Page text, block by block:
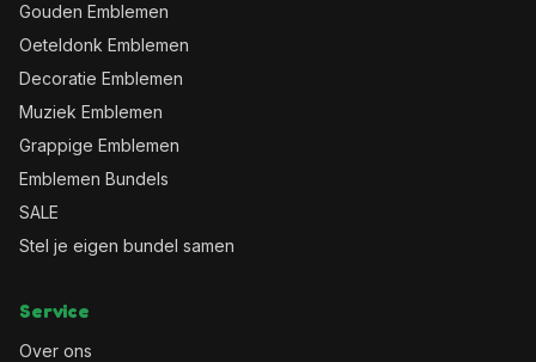
Gouden Emblemen
Oeteldonk Emblemen
Decoratie Emblemen
Muziek Emblemen
Grappige Emblemen
Emblemen Bundels
SALE
Stel je eigen bundel samen
Service
Over ons